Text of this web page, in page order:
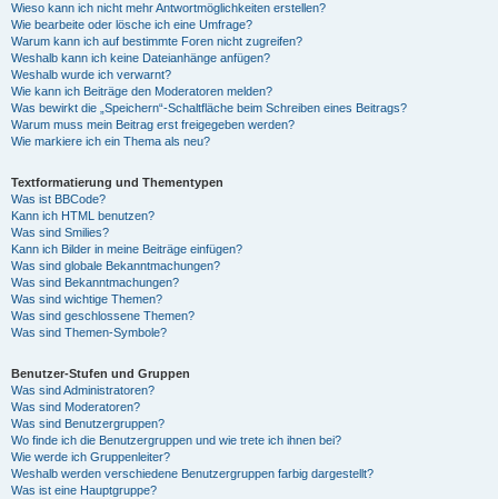
Wieso kann ich nicht mehr Antwortmöglichkeiten erstellen?
Wie bearbeite oder lösche ich eine Umfrage?
Warum kann ich auf bestimmte Foren nicht zugreifen?
Weshalb kann ich keine Dateianhänge anfügen?
Weshalb wurde ich verwarnt?
Wie kann ich Beiträge den Moderatoren melden?
Was bewirkt die „Speichern“-Schaltfläche beim Schreiben eines Beitrags?
Warum muss mein Beitrag erst freigegeben werden?
Wie markiere ich ein Thema als neu?
Textformatierung und Thementypen
Was ist BBCode?
Kann ich HTML benutzen?
Was sind Smilies?
Kann ich Bilder in meine Beiträge einfügen?
Was sind globale Bekanntmachungen?
Was sind Bekanntmachungen?
Was sind wichtige Themen?
Was sind geschlossene Themen?
Was sind Themen-Symbole?
Benutzer-Stufen und Gruppen
Was sind Administratoren?
Was sind Moderatoren?
Was sind Benutzergruppen?
Wo finde ich die Benutzergruppen und wie trete ich ihnen bei?
Wie werde ich Gruppenleiter?
Weshalb werden verschiedene Benutzergruppen farbig dargestellt?
Was ist eine Hauptgruppe?